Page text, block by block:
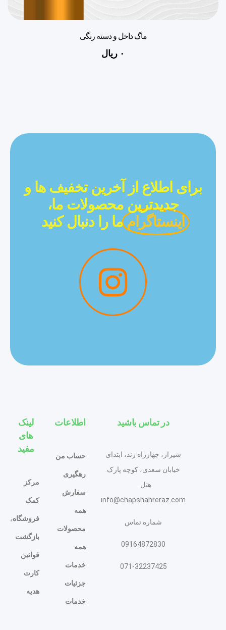
ماگ داخل و دسته رنگی
۰ ریال
برای اطلاع از آخرین تخفیف ها و
جدیدترین محصولات ما،
اینستاگرام ما را دنبال کنید
در تماس باشید
شیراز، چهارراه زند، ابتدای
خیابان سعدی، کوچه پارک
هتل
info@chapshahreraz.com
شماره تماس
09164872830
071-32237425
اطلاعات
حساب من
رهگیری
سفارش
همه
محصولات
همه
خدمات
جزئیات
خدمات
لینک
های
مفید
مرکز
کمک
فروشگاه
بازگشت
قوانین
کارت
هدیه